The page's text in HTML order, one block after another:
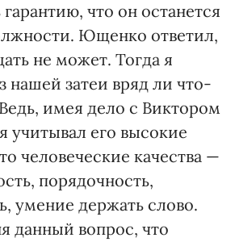
что он останется
Ющенко ответил,
не может. Тогда я
нашей затеи вряд ли что-
имея дело с Виктором
учитывал его высокие
человеческие качества —
порядочность,
умение держать слово.
данный вопрос, что